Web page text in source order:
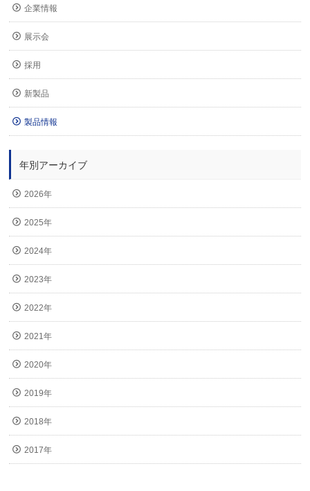
企業情報
展示会
採用
新製品
製品情報
年別アーカイブ
2026年
2025年
2024年
2023年
2022年
2021年
2020年
2019年
2018年
2017年